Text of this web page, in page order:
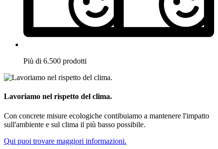
Più di 6.500 prodotti
Lavoriamo nel rispetto del clima.
Con concrete misure ecologiche contibuiamo a mantenere l'impatto
sull'ambiente e sul clima il più basso possibile.
Qui puoi trovare maggiori informazioni.